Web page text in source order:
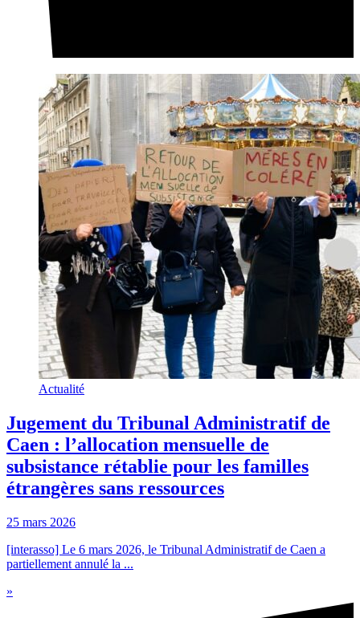
Actualité
Jugement du Tribunal Administratif de
Caen : l’allocation mensuelle de
subsistance rétablie pour les familles
étrangères sans ressources
25 mars 2026
[interasso] Le 6 mars 2026, le Tribunal Administratif de Caen a
partiellement annulé la ...
»